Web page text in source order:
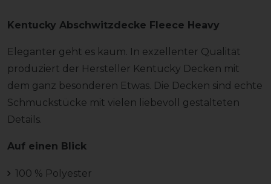
Kentucky Abschwitzdecke Fleece Heavy
Eleganter geht es kaum. In exzellenter Qualität
produziert der Hersteller Kentucky Decken mit
dem ganz besonderen Etwas. Die Decken sind echte
Schmuckstücke mit vielen liebevoll gestalteten
Details.
Auf einen Blick
100 % Polyester